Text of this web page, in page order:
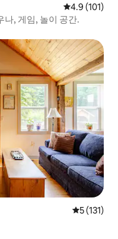
평점 4.9점(5
4.9 (101)
나, 게임, 놀이 공간.
평점 5점(5
5 (131)